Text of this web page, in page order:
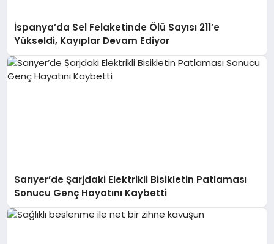
İspanya’da Sel Felaketinde Ölü Sayısı 211’e
Yükseldi, Kayıplar Devam Ediyor
Sarıyer’de Şarjdaki Elektrikli Bisikletin Patlaması
Sonucu Genç Hayatını Kaybetti